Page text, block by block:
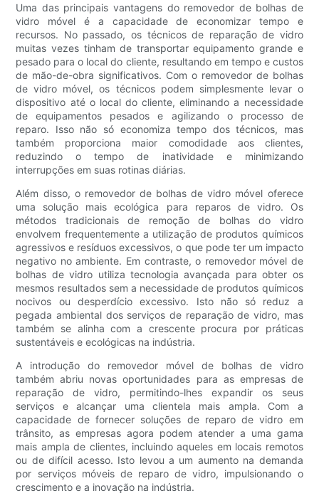
Uma das principais vantagens do removedor de bolhas de
vidro móvel é a capacidade de economizar tempo e
recursos. No passado, os técnicos de reparação de vidro
muitas vezes tinham de transportar equipamento grande e
pesado para o local do cliente, resultando em tempo e custos
de mão-de-obra significativos. Com o removedor de bolhas
de vidro móvel, os técnicos podem simplesmente levar o
dispositivo até o local do cliente, eliminando a necessidade
de equipamentos pesados ​​e agilizando o processo de
reparo. Isso não só economiza tempo dos técnicos, mas
também proporciona maior comodidade aos clientes,
reduzindo o tempo de inatividade e minimizando
interrupções em suas rotinas diárias.
Além disso, o removedor de bolhas de vidro móvel oferece
uma solução mais ecológica para reparos de vidro. Os
métodos tradicionais de remoção de bolhas do vidro
envolvem frequentemente a utilização de produtos químicos
agressivos e resíduos excessivos, o que pode ter um impacto
negativo no ambiente. Em contraste, o removedor móvel de
bolhas de vidro utiliza tecnologia avançada para obter os
mesmos resultados sem a necessidade de produtos químicos
nocivos ou desperdício excessivo. Isto não só reduz a
pegada ambiental dos serviços de reparação de vidro, mas
também se alinha com a crescente procura por práticas
sustentáveis ​​e ecológicas na indústria.
A introdução do removedor móvel de bolhas de vidro
também abriu novas oportunidades para as empresas de
reparação de vidro, permitindo-lhes expandir os seus
serviços e alcançar uma clientela mais ampla. Com a
capacidade de fornecer soluções de reparo de vidro em
trânsito, as empresas agora podem atender a uma gama
mais ampla de clientes, incluindo aqueles em locais remotos
ou de difícil acesso. Isto levou a um aumento na demanda
por serviços móveis de reparo de vidro, impulsionando o
crescimento e a inovação na indústria.